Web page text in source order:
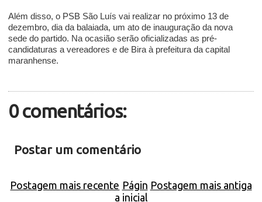
Além disso, o PSB São Luís vai realizar no próximo 13 de
dezembro, dia da balaiada, um ato de inauguração da nova
sede do partido. Na ocasião serão oficializadas as pré-
candidaturas a vereadores e de Bira à prefeitura da capital
maranhense.
0 comentários:
Postar um comentário
Postagem mais recente Postagem mais antiga
Págin
a inicial